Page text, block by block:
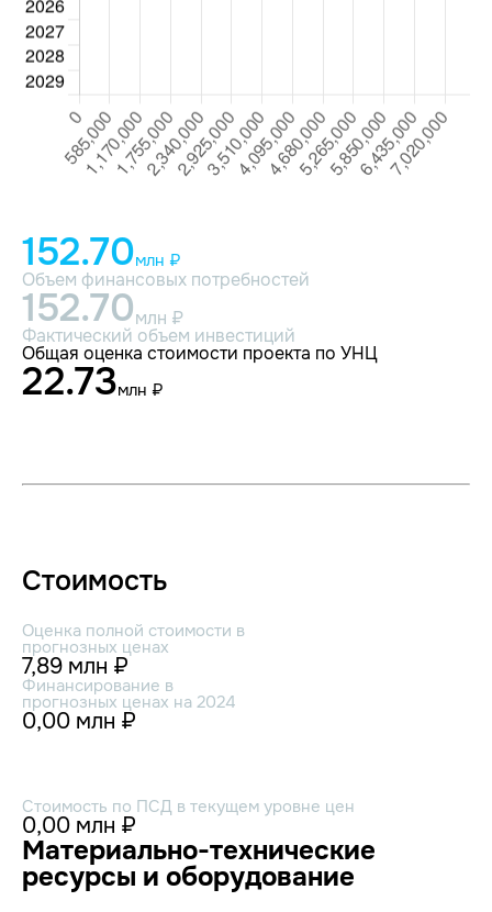
152.70млн ₽
Объем финансовых потребностей
152.70млн ₽
Фактический объем инвестиций
Общая оценка стоимости проекта по УНЦ
22.73млн ₽
Стоимость
Оценка полной стоимости в
прогнозных ценах
7,89 млн ₽
Финансирование в
прогнозных ценах на 2024
0,00 млн ₽
Стоимость по ПСД в текущем уровне цен
0,00 млн ₽
Материально-технические
ресурсы и оборудование